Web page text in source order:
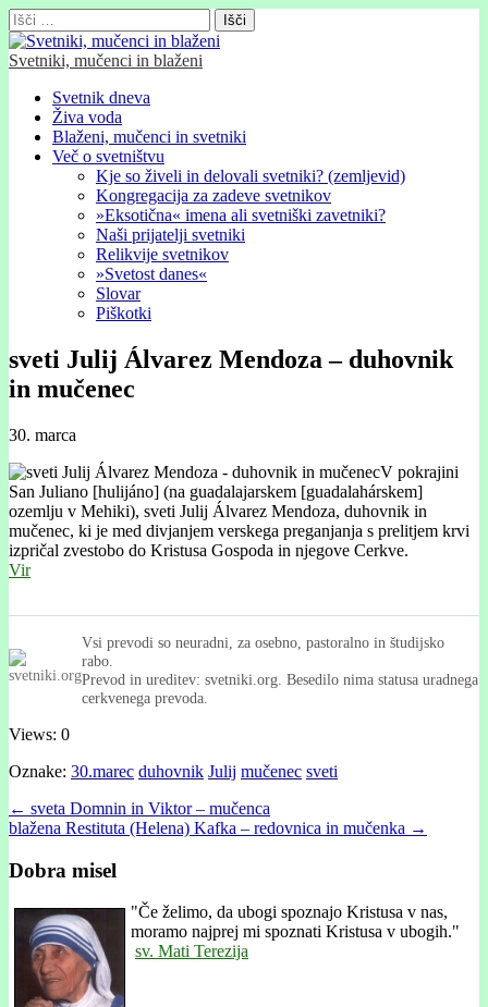
Išči:
Svetniki, mučenci in blaženi
Glavni
meni
Skip
content
Svetnik dneva
Živa voda
Blaženi, mučenci in svetniki
Več o svetništvu
Kje so živeli in delovali svetniki? (zemljevid)
Kongregacija za zadeve svetnikov
»Eksotična« imena ali svetniški zavetniki?
Naši prijatelji svetniki
Relikvije svetnikov
»Svetost danes«
Slovar
Piškotki
sveti Julij Álvarez Mendoza – duhovnik
in mučenec
30. marca
V pokrajini
San Juliano [hulijáno] (na guadalajarskem [guadalahárskem]
ozemlju v Mehiki), sveti Julij Álvarez Mendoza, duhovnik in
mučenec, ki je med divjanjem verskega preganjanja s prelitjem krvi
izpričal zvestobo do Kristusa Gospoda in njegove Cerkve.
Vir
Vsi prevodi so neuradni, za osebno, pastoralno in študijsko
rabo.
Prevod in ureditev: svetniki.org. Besedilo nima statusa uradnega
cerkvenega prevoda.
Views: 0
Oznake: 30.marec duhovnik Julij mučenec sveti
Post
navigation
← sveta Domnin in Viktor – mučenca
blažena Restituta (Helena) Kafka – redovnica in mučenka →
Dobra misel
"Če želimo, da ubogi spoznajo Kristusa v nas,
moramo najprej mi spoznati Kristusa v ubogih."
sv. Mati Terezija